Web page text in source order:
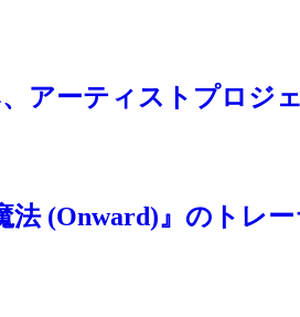
アーティストプロジェ
法 (Onward)』のトレー